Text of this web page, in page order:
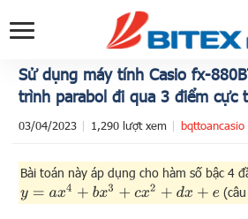
Sử dụng máy tính Casio fx-
trình parabol đi qua 3 điểm cực
03/04/2023 1,290 lượt xem bqttoancasio
Bài toán này áp dụng cho hàm số bậc 4
y=ax 4+bx 3+cx2+dx +e